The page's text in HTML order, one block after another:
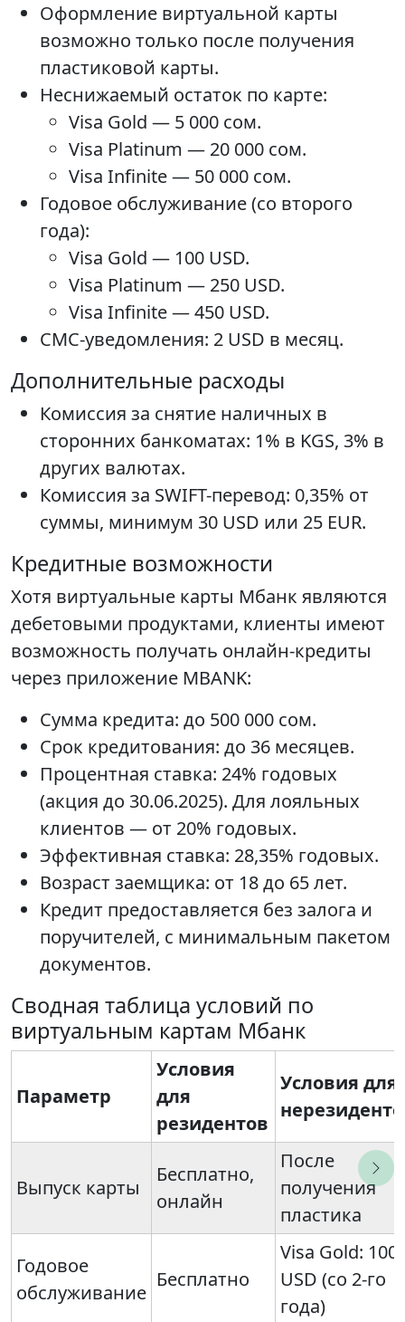
Оформление виртуальной карты
возможно только после получения
пластиковой карты.
Неснижаемый остаток по карте:
Visa Gold — 5 000 сом.
Visa Platinum — 20 000 сом.
Visa Infinite — 50 000 сом.
Годовое обслуживание (со второго
года):
Visa Gold — 100 USD.
Visa Platinum — 250 USD.
Visa Infinite — 450 USD.
СМС-уведомления: 2 USD в месяц.
Дополнительные расходы
Комиссия за снятие наличных в
сторонних банкоматах: 1% в KGS, 3% в
других валютах.
Комиссия за SWIFT-перевод: 0,35% от
суммы, минимум 30 USD или 25 EUR.
Кредитные возможности
Хотя виртуальные карты Мбанк являются
дебетовыми продуктами, клиенты имеют
возможность получать онлайн-кредиты
через приложение MBANK:
Сумма кредита: до 500 000 сом.
Срок кредитования: до 36 месяцев.
Процентная ставка: 24% годовых
(акция до 30.06.2025). Для лояльных
клиентов — от 20% годовых.
Эффективная ставка: 28,35% годовых.
Возраст заемщика: от 18 до 65 лет.
Кредит предоставляется без залога и
поручителей, с минимальным пакетом
документов.
Сводная таблица условий по
виртуальным картам Мбанк
Параметр
Условия
для
резидентов
Условия для
Выпуск карты
Бесплатно,
онлайн
После
получения
пластика
Годовое
обслуживание
Бесплатно
Visa Gold: 100
USD (со 2-го
года)